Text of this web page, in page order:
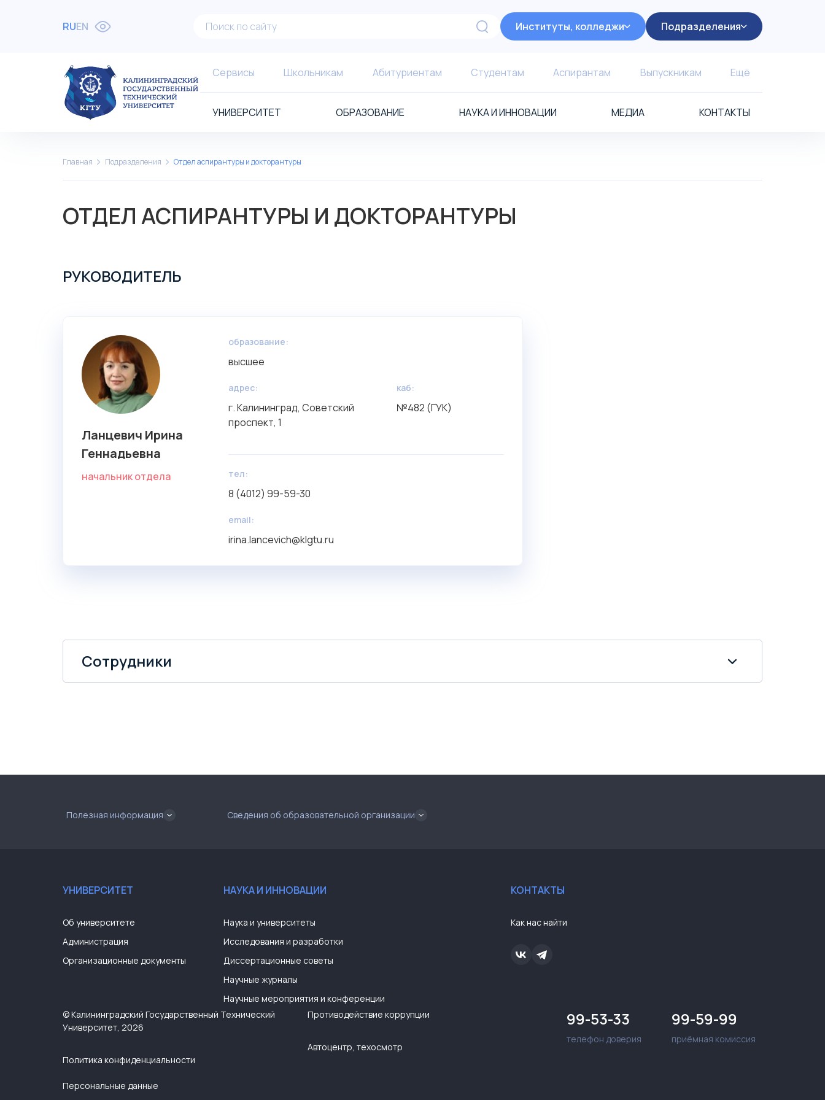
RUEN Институты, колледжи Подразделения
Сервисы Школьникам Абитуриентам Студентам Аспирантам Выпускникам Ещё
УНИВЕРСИТЕТ ОБРАЗОВАНИЕ НАУКА И ИННОВАЦИИ МЕДИА КОНТАКТЫ
Главная Подразделения Отдел аспирантуры и докторантуры
ОТДЕЛ АСПИРАНТУРЫ И ДОКТОРАНТУРЫ
РУКОВОДИТЕЛЬ
Ланцевич Ирина
Геннадьевна
начальник отдела
образование:
высшее
aдрес:
г. Калининград, Советский
проспект, 1
каб:
№482 (ГУК)
тел:
8 (4012) 99-59-30
email:
irina.lancevich@klgtu.ru
Сотрудники
Полезная информация Сведения об образовательной организации
УНИВЕРСИТЕТ
Об университете
Администрация
Организационные документы
НАУКА И ИННОВАЦИИ
Наука и университеты
Исследования и разработки
Диссертационные советы
Научные журналы
Научные мероприятия и конференции
КОНТАКТЫ
Как нас найти
© Калининградский Государственный Технический
Университет, 2026
Политика конфиденциальности
Персональные данные
Противодействие коррупции
Автоцентр, техосмотр
99-53-33
телефон доверия
99-59-99
приёмная комиссия